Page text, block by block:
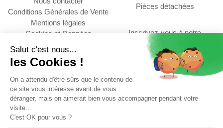
Conditions Générales de Vente
Mentions légales
Cookies et Données
Contact Professionnel
Suivez-nous :
Pièces détachées
Inscrivez-vous à notre
newsletter
AVIS CLIENTS